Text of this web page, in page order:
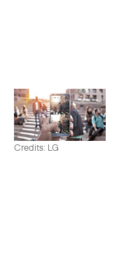
Credits: LG